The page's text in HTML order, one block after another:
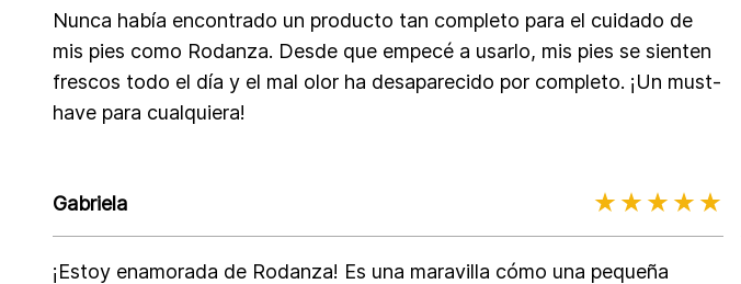
Nunca había encontrado un producto tan completo para el cuidado de
mis pies como Rodanza. Desde que empecé a usarlo, mis pies se sienten
frescos todo el día y el mal olor ha desaparecido por completo. ¡Un must-
have para cualquiera!
Gabriela
¡Estoy enamorada de Rodanza! Es una maravilla cómo una pequeña